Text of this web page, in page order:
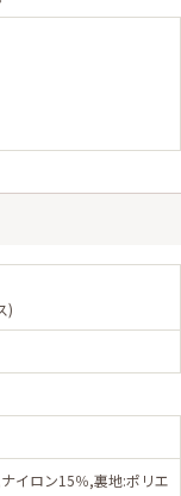
)
イロン15％,裏地:ポリエ